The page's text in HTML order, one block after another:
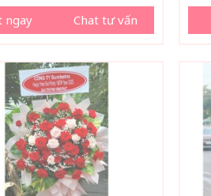
ngay
Chat tư vấn